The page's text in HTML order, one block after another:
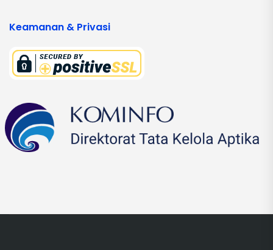
Keamanan & Privasi